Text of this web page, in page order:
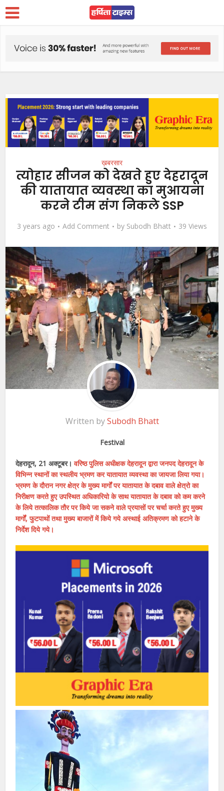
ख़बरसार
त्योहार सीजन को देखते हुए देहरादून
की यातायात व्यवस्था का मुआयना
करने टीम संग निकले SSP
3 years ago Add Comment by Subodh Bhatt 39 Views
Written bySubodh Bhatt
Festival
देहरादून, 21 अक्टूबर। वरिष्ठ पुलिस अधीक्षक देहरादून द्वारा जनपद देहरादून के
विभिन्न स्थानों का स्थलीय भ्रमण कर यातायात व्यवस्था का जायजा लिया गया।
भ्रमण के दौरान नगर क्षेत्र के मुख्य मार्गों पर यातायात के दबाव वाले क्षेत्रो का
निरीक्षण करते हुए उपस्थित अधिकारियो के साथ यातायात के दबाव को कम करने
के लिये तत्कालिक तौर पर किये जा सकने वाले प्रयासों पर चर्चा करते हुए मुख्य
मार्गों, फुटपाथों तथा मुख्य बाजारों में किये गये अस्थाई अतिक्रमण को हटाने के
निर्देश दिये गये।